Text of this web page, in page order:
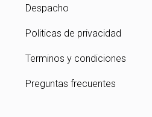
Despacho
Politicas de privacidad
Terminos y condiciones
Preguntas frecuentes